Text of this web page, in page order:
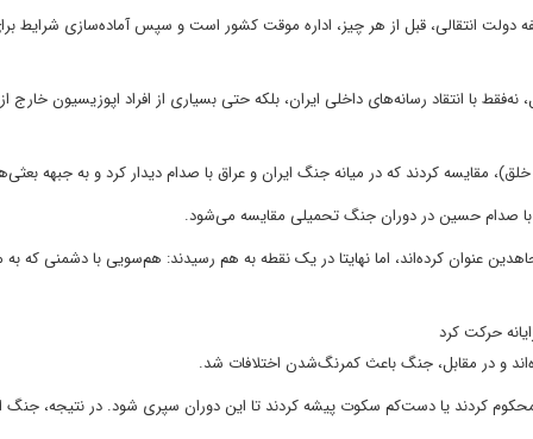
انتقالی، قبل از هر چیز، اداره موقت کشور است و سپس آماده‌سازی شرایط
با انتقاد رسانه‌های داخلی ایران، بلکه حتی بسیاری از افراد اپوزیسیون خارج
مقایسه کردند که در میانه جنگ ایران و عراق با صدام دیدار کرد و به جبهه
با صدام حسین در دوران جنگ تحمیلی مقایسه می‌شود.
عنوان کرده‌اند، اما نهایتا در یک نقطه به هم رسیدند: هم‌سویی با دشمنی که به
حرکت کرد
و در مقابل، جنگ باعث کمرنگ‌شدن اختلافات شد.
محکوم کردند یا دست‌کم سکوت پیشه کردند تا این دوران سپری شود. در نتیجه، جنگ